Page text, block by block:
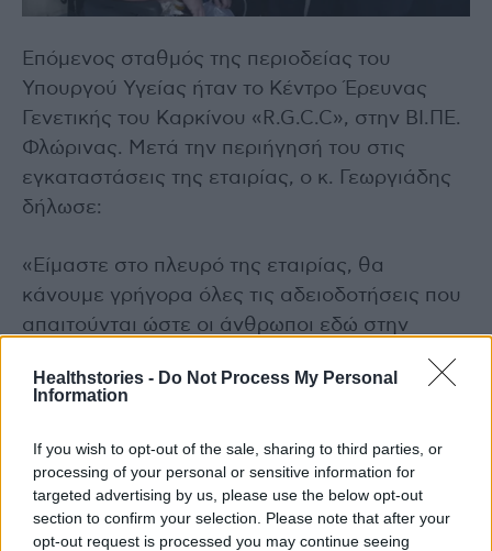
Healthstories - Do Not Process My Personal
Information
If you wish to opt-out of the sale, sharing to third parties, or
processing of your personal or sensitive information for
targeted advertising by us, please use the below opt-out
section to confirm your selection. Please note that after your
opt-out request is processed you may continue seeing
Επόμενος σταθμός της περιοδείας του
Υπουργού Υγείας ήταν το Κέντρο Έρευνας
Γενετικής του Καρκίνου «R.G.C.C», στην ΒΙ.ΠΕ.
Φλώρινας. Μετά την περιήγησή του στις
εγκαταστάσεις της εταιρίας, ο κ. Γεωργιάδης
δήλωσε:
«Είμαστε στο πλευρό της εταιρίας, θα
κάνουμε γρήγορα όλες τις αδειοδοτήσεις που
απαιτούνται ώστε οι άνθρωποι εδώ στην
Φλώρινα να προχωρήσουν στην υλοποίηση
των επενδύσεών τους. Θέλουμε η Ελλάδα να
ογκολογικά φάρμακα και τις νέες θεραπείες.
Είναι σημαντικό να γνωρίζουν οι Έλληνες ότι
στην Φλώρινα υπάρχει μια τέτοια εταιρία που
πρωτοπορεί σε παγκόσμιο επίπεδο στην